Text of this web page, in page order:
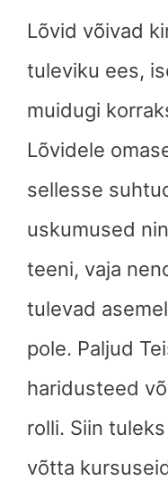
Lõvid võivad
tuleviku ees,
muidugi
Lõvidele
sellesse
uskumused
teeni, vaja
tulevad
pole. Paljud
haridusteed
rolli. Siin
võtta